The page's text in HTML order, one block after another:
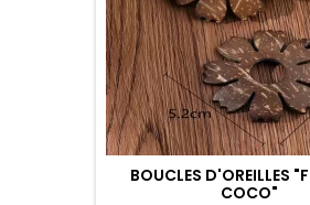
BOUCLES D'OREILLES
COCO"